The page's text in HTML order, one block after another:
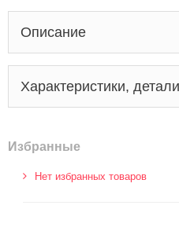
Описание
Характеристики, детали
Избранные
Нет избранных товаров